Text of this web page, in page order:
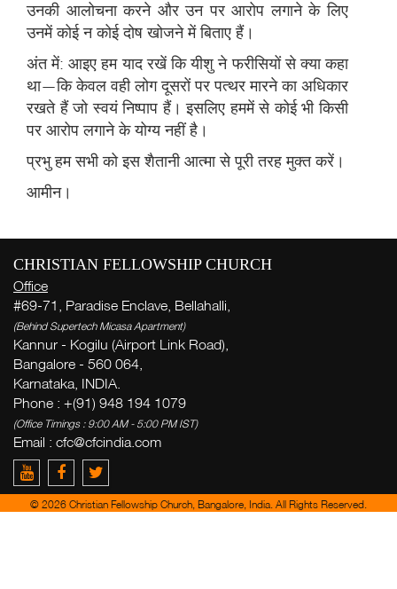
उनकी आलोचना करने और उन पर आरोप लगाने के लिए
उनमें कोई न कोई दोष खोजने में बिताए हैं।
अंत में: आइए हम याद रखें कि यीशु ने फरीसियों से क्या कहा
था—कि केवल वही लोग दूसरों पर पत्थर मारने का अधिकार
रखते हैं जो स्वयं निष्पाप हैं। इसलिए हममें से कोई भी किसी
पर आरोप लगाने के योग्य नहीं है।
प्रभु हम सभी को इस शैतानी आत्मा से पूरी तरह मुक्त करें।
आमीन।
CHRISTIAN FELLOWSHIP CHURCH
Office
#69-71, Paradise Enclave, Bellahalli,
(Behind Supertech Micasa Apartment)
Kannur - Kogilu (Airport Link Road),
Bangalore - 560 064,
Karnataka, INDIA.
Phone : +(91) 948 194 1079
(Office Timings : 9:00 AM - 5:00 PM IST)
Email : cfc@cfcindia.com
© 2026 Christian Fellowship Church, Bangalore, India. All Rights Reserved.